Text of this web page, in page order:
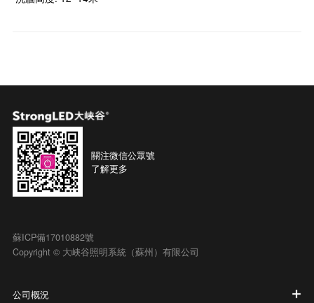
關注微信公眾號
了解更多
蘇ICP備17010882號
Copyright © 大峽谷照明系統（蘇州）有限公司
公司概況